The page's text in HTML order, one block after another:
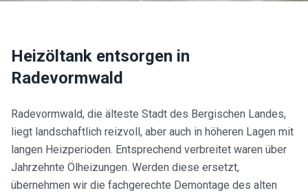
Heizöltank entsorgen in
Radevormwald
Radevormwald, die älteste Stadt des Bergischen Landes,
liegt landschaftlich reizvoll, aber auch in höheren Lagen mit
langen Heizperioden. Entsprechend verbreitet waren über
Jahrzehnte Ölheizungen. Werden diese ersetzt,
übernehmen wir die fachgerechte Demontage des alten